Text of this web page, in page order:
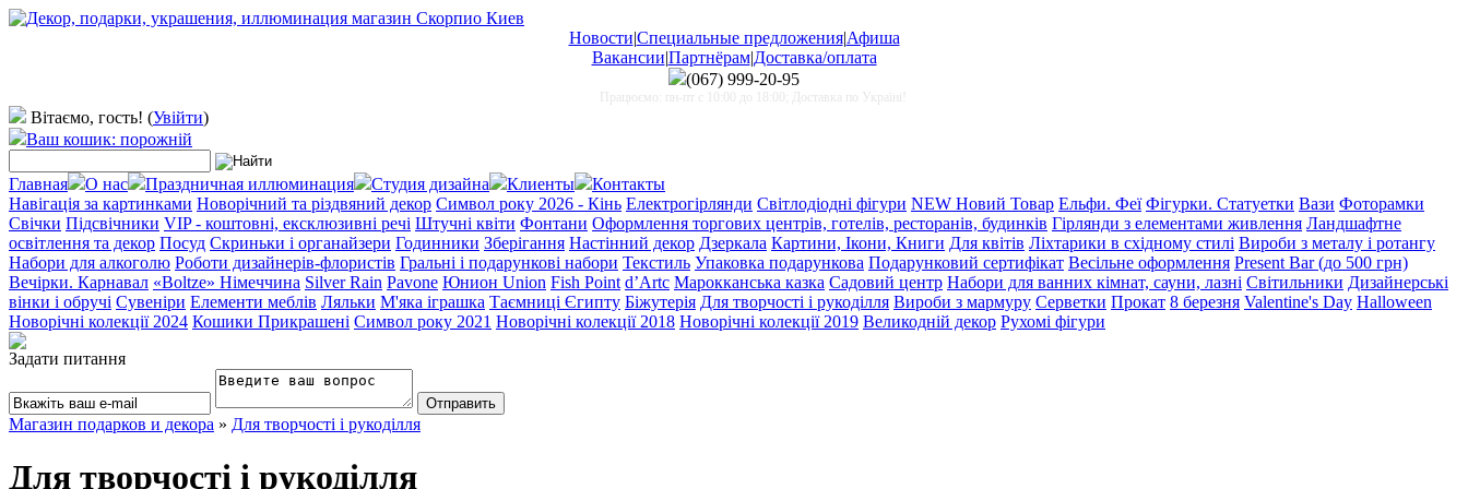
Новости|Специальные предложения|Афиша
Вакансии|Партнёрам|Доставка/оплата
(067) 999-20-95
Працюємо: пн-пт с 10:00 до 18:00; Доставка по Україні!
Вітаємо, гость! (Увійти)
Ваш кошик: порожній
Главная О нас Праздничная иллюминация Студия дизайна Клиенты
Контакты
Навігація за картинками Новорічний та різдвяний декор Символ року 2026 - Кінь Електрогірлянди Світлодіодні фігури NEW Новий Товар Ельфи. Феї Фігурки. Статуетки Вази Фоторамки
Свічки Підсвічники VIP - коштовні, ексклюзивні речі Штучні квіти Фонтани Оформлення торгових центрів, готелів, ресторанів, будинків Гірлянди з елементами живлення Ландшафтне
освітлення та декор Посуд Скриньки і органайзери Годинники Зберігання Настінний декор Дзеркала Картини, Ікони, Книги Для квітів Ліхтарики в східному стилі Вироби з металу і ротангу
Набори для алкоголю Роботи дизайнерів-флористів Гральні і подарункові набори Текстиль Упаковка подарункова Подарунковий сертифікат Весільне оформлення Present Bar (до 500 грн)
Вечірки. Карнавал «Boltze» Німеччина Silver Rain Pavone Юнион Union Fish Point d’Artc Марокканська казка Садовий центр Набори для ванних кімнат, сауни, лазні Світильники Дизайнерські
вінки і обручі Сувеніри Елементи меблів Ляльки М'яка іграшка Таємниці Єгипту Біжутерія Для творчості і рукоділля Вироби з мармуру Серветки Прокат 8 березня Valentine's Day Halloween
Новорічні колекції 2024 Кошики Прикрашені Символ року 2021 Новорічні колекції 2018 Новорічні колекції 2019 Великодній декор Рухомі фігури
Задати питання
Магазин подарков и декора » Для творчості і рукоділля
Для творчості і рукоділля